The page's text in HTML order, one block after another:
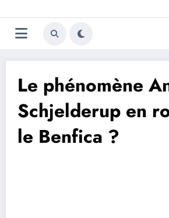
au
contenu
Trivela
Le phénomène
Schjelderup en
le Benfica ?